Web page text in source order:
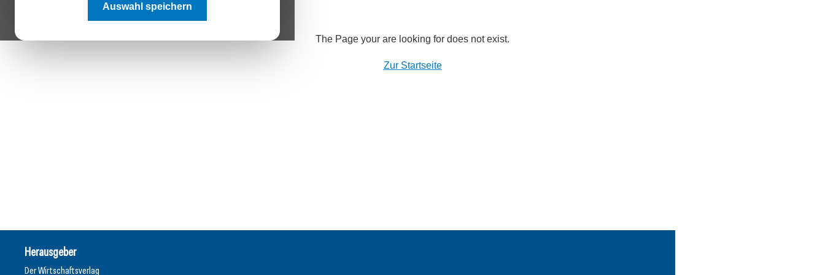
Auswahl speichern
The Page your are looking for does not exist.
Zur Startseite
Herausgeber
Der Wirtschaftsverlag